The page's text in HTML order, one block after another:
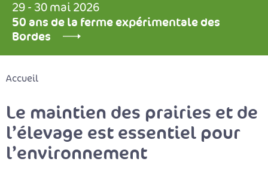
29 - 30 mai 2026
50 ans de la ferme expérimentale des
Bordes
Accueil
Le maintien des prairies et de
l’élevage est essentiel pour
l’environnement